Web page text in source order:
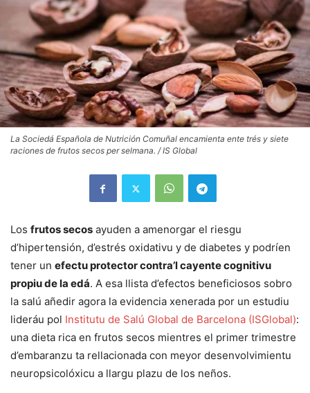
La Sociedá Española de Nutrición Comuñal encamienta ente trés y siete
raciones de frutos secos per selmana. / IS Global
Los frutos secos ayuden a amenorgar el riesgu
d’hipertensión, d’estrés oxidativu y de diabetes y podríen
tener un efectu protector contra’l cayente cognitivu
propiu de la edá. A esa llista d’efectos beneficiosos sobro
la salú añedir agora la evidencia xenerada por un estudiu
lideráu pol Institutu de Salú Global de Barcelona (ISGlobal):
una dieta rica en frutos secos mientres el primer trimestre
d’embaranzu ta rellacionada con meyor desenvolvimientu
neuropsicolóxicu a llargu plazu de los neños.